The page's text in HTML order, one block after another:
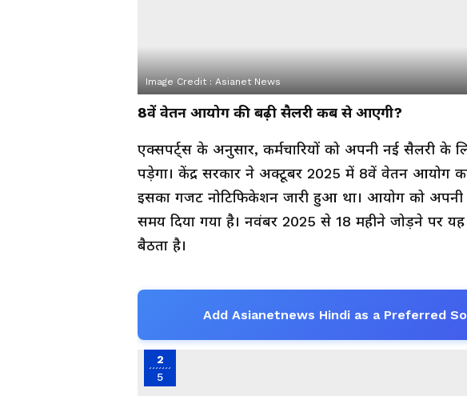
Image Credit : Asianet News
8वें वेतन आयोग की बढ़ी सैलरी कब से आएगी?
एक्सपर्ट्स के अनुसार, कर्मचारियों को अपनी नई सैलरी के
पड़ेगा। केंद्र सरकार ने अक्टूबर 2025 में 8वें वेतन आयोग
इसका गजट नोटिफिकेशन जारी हुआ था। आयोग को अपनी
समय दिया गया है। नवंबर 2025 से 18 महीने जोड़ने पर
बैठता है।
Add Asianetnews Hindi as a Preferred
2
5